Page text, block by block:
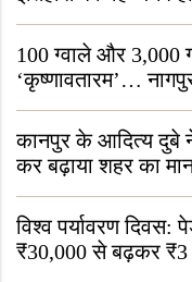
जीवित है
100 ग्वाले और
‘कृष्णावतारम’…
“ऐसा तो सिर्फ़ कृष्ण
कानपुर के आदित्य दुबे
कर बढ़ाया शहर का
विश्व पर्यावरण
₹30,000 से बढ़कर